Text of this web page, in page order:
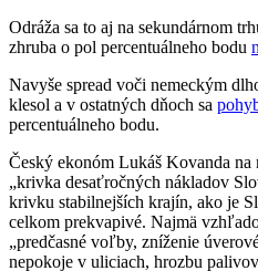
Odráža sa to aj na sekundárnom
zhruba o pol percentuálneho bodu
Navyše spread voči nemeckým
klesol a v ostatných dňoch sa
percentuálneho bodu.
Český ekonóm Lukáš Kovanda na
„krivka desaťročných nákladov
krivku stabilnejších krajín, ako je
celkom prekvapivé. Najmä
„predčasné voľby, zníženie
nepokoje v uliciach, hrozbu